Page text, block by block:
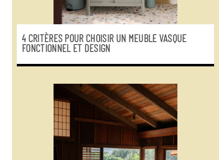
4 CRITÈRES POUR CHOISIR UN MEUBLE VASQUE
FONCTIONNEL ET DESIGN